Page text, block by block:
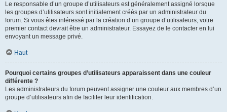
Le responsable d’un groupe d’utilisateurs est généralement assigné lorsque
les groupes d’utilisateurs sont initialement créés par un administrateur du
forum. Si vous êtes intéressé par la création d’un groupe d’utilisateurs, votre
premier contact devrait être un administrateur. Essayez de le contacter en lui
envoyant un message privé.
Haut
Pourquoi certains groupes d’utilisateurs apparaissent dans une couleur
différente ?
Les administrateurs du forum peuvent assigner une couleur aux membres d’un
groupe d’utilisateurs afin de faciliter leur identification.